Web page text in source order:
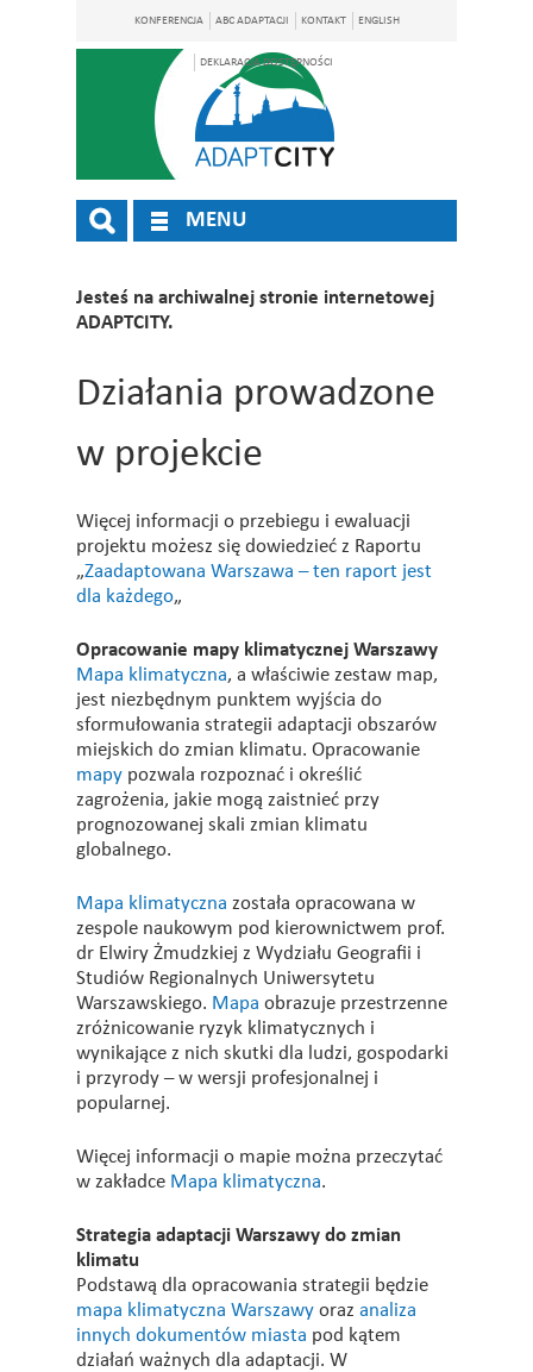
KONFERENCJA ABC ADAPTACJI KONTAKT ENGLISH
DEKLARACJA DOSTĘPNOŚCI
MENU
Jesteś na archiwalnej stronie internetowej
ADAPTCITY.
Działania prowadzone
w projekcie
Więcej informacji o przebiegu i ewaluacji
projektu możesz się dowiedzieć z Raportu
„Zaadaptowana Warszawa – ten raport jest
dla każdego„
Opracowanie mapy klimatycznej Warszawy
Mapa klimatyczna, a właściwie zestaw map,
jest niezbędnym punktem wyjścia do
sformułowania strategii adaptacji obszarów
miejskich do zmian klimatu. Opracowanie
mapy pozwala rozpoznać i określić
zagrożenia, jakie mogą zaistnieć przy
prognozowanej skali zmian klimatu
globalnego.
Mapa klimatyczna została opracowana w
zespole naukowym pod kierownictwem prof.
dr Elwiry Żmudzkiej z Wydziału Geografii i
Studiów Regionalnych Uniwersytetu
Warszawskiego. Mapa obrazuje przestrzenne
zróżnicowanie ryzyk klimatycznych i
wynikające z nich skutki dla ludzi, gospodarki
i przyrody – w wersji profesjonalnej i
popularnej.
Więcej informacji o mapie można przeczytać
w zakładce Mapa klimatyczna.
Strategia adaptacji Warszawy do zmian
klimatu
Podstawą dla opracowania strategii będzie
mapa klimatyczna Warszawy oraz analiza
innych dokumentów miasta pod kątem
działań ważnych dla adaptacji. W